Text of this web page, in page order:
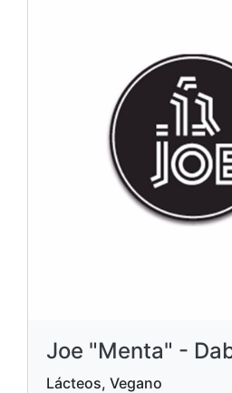
Joe "Menta" -
Lácteos, Vegano